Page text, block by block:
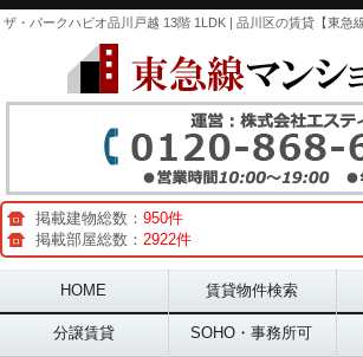
ザ・パークハビオ品川戸越 13階 1LDK | 品川区の賃貸【東急
掲載建物総数： 950件
掲載部屋総数： 2922件
Main menu
HOME 賃貸物件検索
分譲賃貸 SOHO・事務所可